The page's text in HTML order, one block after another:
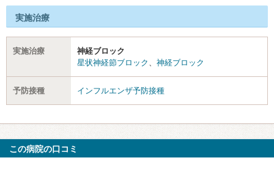
実施治療
実施治療
神経ブロック
星状神経節ブロック 、 神経ブロック
予防接種 インフルエンザ予防接種
この病院の口コミ